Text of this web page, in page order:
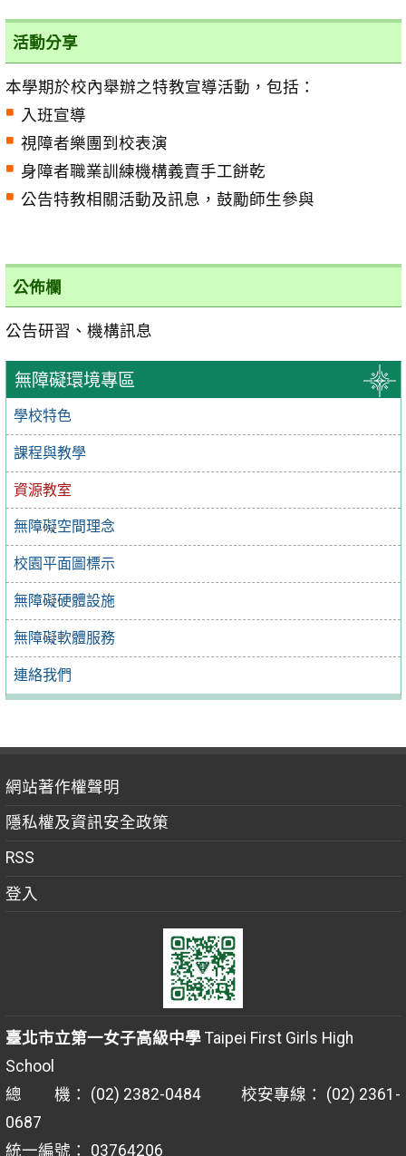
無障礙環境專區
學校特色
課程與教學
資源教室
無障礙空間理念
校園平面圖標示
無障礙硬體設施
無障礙軟體服務
連絡我們
活動分享
本學期於校內舉辦之特教宣導活動，包括：
入班宣導
視障者樂團到校表演
身障者職業訓練機構義賣手工餅乾
公告特教相關活動及訊息，鼓勵師生參與
公佈欄
公告研習、機構訊息
網站著作權聲明
隱私權及資訊安全政策
RSS
登入
臺北市立第一女子高級中學Taipei First Girls High
School
總 機： (02) 2382-0484 校安專線： (02) 2361-
0687
統一編號： 03764206